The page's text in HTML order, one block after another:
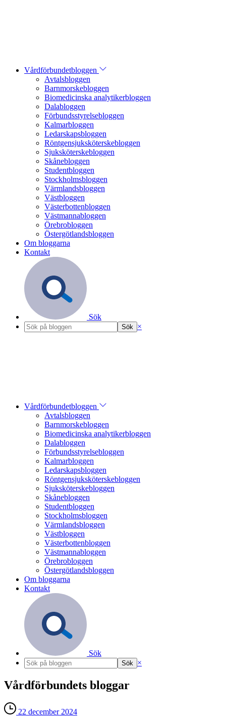
Vårdförbundetbloggen
Avtalsbloggen
Barnmorskebloggen
Biomedicinska analytikerbloggen
Dalabloggen
Förbundsstyrelsebloggen
Kalmarbloggen
Ledarskapsbloggen
Röntgensjuksköterskebloggen
Sjuksköterskebloggen
Skånebloggen
Studentbloggen
Stockholmsbloggen
Värmlandsbloggen
Västbloggen
Västerbottenbloggen
Västmannabloggen
Örebrobloggen
Östergötlandsbloggen
Om bloggarna
Kontakt
Sök
×
Vårdförbundetbloggen
Avtalsbloggen
Barnmorskebloggen
Biomedicinska analytikerbloggen
Dalabloggen
Förbundsstyrelsebloggen
Kalmarbloggen
Ledarskapsbloggen
Röntgensjuksköterskebloggen
Sjuksköterskebloggen
Skånebloggen
Studentbloggen
Stockholmsbloggen
Värmlandsbloggen
Västbloggen
Västerbottenbloggen
Västmannabloggen
Örebrobloggen
Östergötlandsbloggen
Om bloggarna
Kontakt
Sök
×
Vårdförbundets bloggar
22 december 2024